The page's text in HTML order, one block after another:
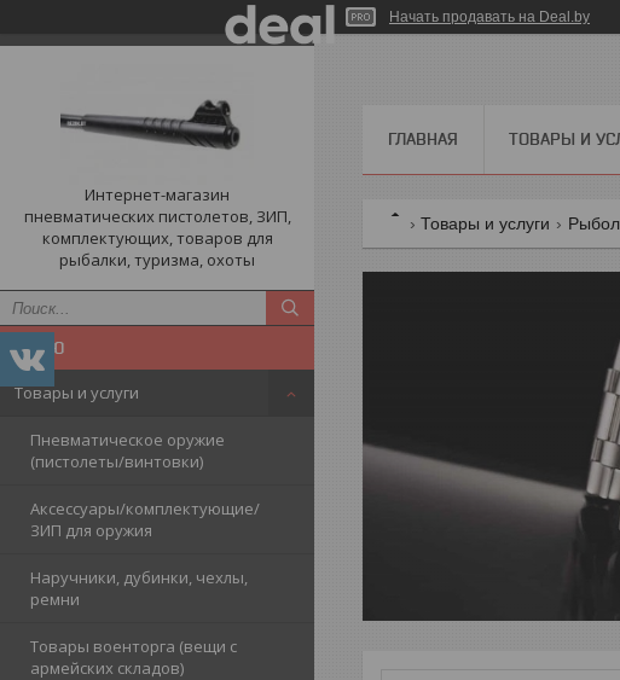
Начать продавать на Deal.by
Интернет-магазин
пневматических пистолетов, ЗИП,
комплектующих, товаров для
рыбалки, туризма, охоты
Товары и услуги
Пневматическое оружие
(пистолеты/винтовки)
Аксессуары/комплектующие/
ЗИП для оружия
Наручники, дубинки, чехлы,
ремни
Товары военторга (вещи с
армейских складов)
ГЛАВНАЯ ТОВАРЫ И
Товары и услуги